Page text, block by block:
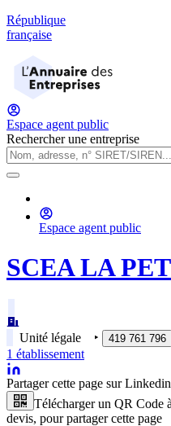
République
française
Espace agent public
Rechercher une entreprise
Espace agent public
SCEA LA
Unité légale ‣ 419 761 796
1 établissement
Partager cette page sur Linkedin
Télécharger un QR Code
devis, pour partager cette page